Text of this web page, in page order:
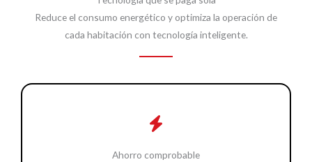
Reduce el consumo energético y optimiza la operación de
cada habitación con tecnología inteligente.
Ahorro comprobable